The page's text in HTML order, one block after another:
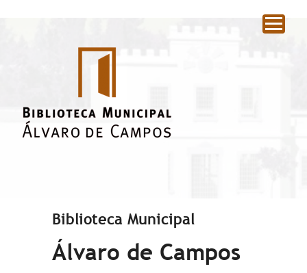
Biblioteca Municipal
Álvaro de Campos